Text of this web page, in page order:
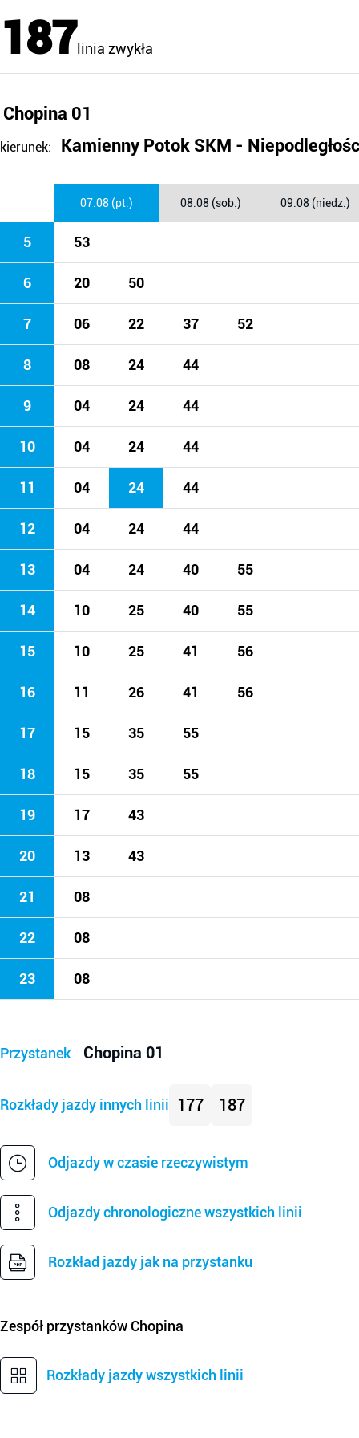
187 linia zwykła
Chopina 01
kierunek: Kamienny Potok SKM -
07.08 (pt.) 08.08 (sob.) 09.08 (niedz.)
5 53
6 20 50
7 06 22 37 52
8 08 24 44
9 04 24 44
10 04 24 44
11 04 24 44
12 04 24 44
13 04 24 40 55
14 10 25 40 55
15 10 25 41 56
16 11 26 41 56
17 15 35 55
18 15 35 55
19 17 43
20 13 43
21 08
22 08
23 08
Przystanek Chopina 01
Rozkłady jazdy innych linii 177 187
Odjazdy w czasie rzeczywistym
Odjazdy chronologiczne wszystkich linii
Rozkład jazdy jak na przystanku
Zespół przystanków Chopina
Rozkłady jazdy wszystkich linii